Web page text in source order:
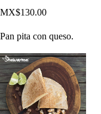
MX$130.00
Pan pita con queso.